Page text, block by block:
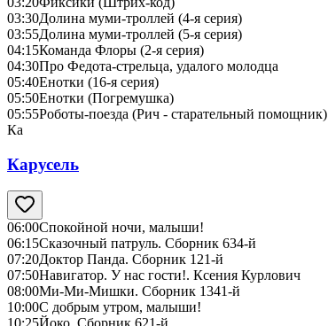
03:30Долина муми-троллей (4-я серия)
03:55Долина муми-троллей (5-я серия)
04:15Команда Флоры (2-я серия)
04:30Про Федота-стрельца, удалого молодца
05:40Енотки (16-я серия)
05:50Енотки (Погремушка)
05:55Роботы-поезда (Рич - старательный помощник)
Ка
Карусель
06:00Спокойной ночи, малыши!
06:15Сказочный патруль. Сборник 634-й
07:20Доктор Панда. Сборник 121-й
07:50Навигатор. У нас гости!. Ксения Курлович
08:00Ми-Ми-Мишки. Сборник 1341-й
10:00С добрым утром, малыши!